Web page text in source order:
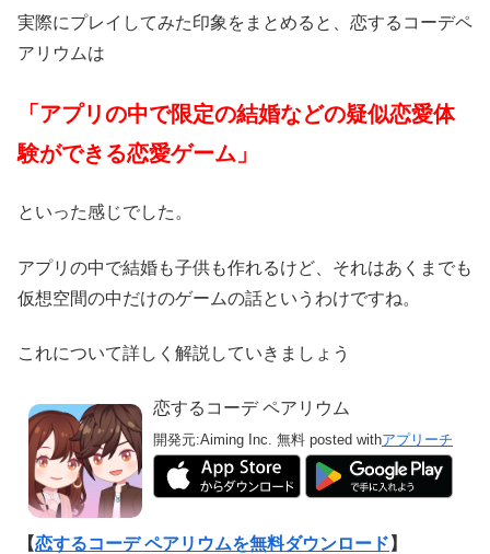
実際にプレイしてみた印象をまとめると、恋するコーデペ
アリウムは
「アプリの中で限定の結婚などの疑似恋愛体
験ができる恋愛ゲーム」
といった感じでした。
アプリの中で結婚も子供も作れるけど、それはあくまでも
仮想空間の中だけのゲームの話というわけですね。
これについて詳しく解説していきましょう
恋するコーデ ペアリウム
開発元:Aiming Inc. 無料 posted withアプリーチ
【恋するコーデ ペアリウムを無料ダウンロード 】